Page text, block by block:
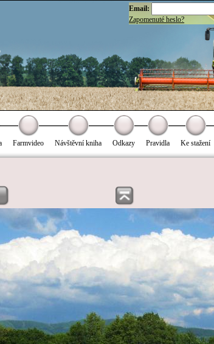
Email:
Zapomenuté heslo?
Farmvideo Návštěvní kniha Odkazy Pravidla Ke stažení